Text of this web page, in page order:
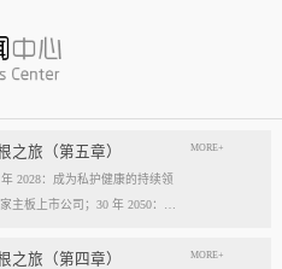
之旅（第五章）
2028：成为私护健康的持续领
主板上市公司；30 年 2050：成
中一个响亮的中国品牌。我们
MORE+
之旅（第四章） MORE+